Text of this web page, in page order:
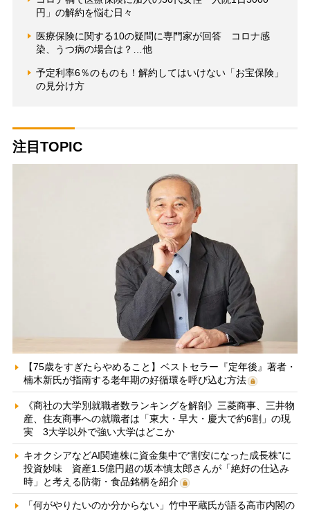
円」の解約を悩む日々
医療保険に関する10の疑問に専門家が回答 コロナ感
染、うつ病の場合は？…他
予定利率6％のものも！解約してはいけない「お宝保険」
の見分け方
注目TOPIC
【75歳をすぎたらやめること】ベストセラー『定年後』著者・
楠木新氏が指南する老年期の好循環を呼び込む方法
《商社の大学別就職者数ランキングを解剖》三菱商事、三井物
産、住友商事への就職者は「東大・早大・慶大で約6割」の現
実 3大学以外で強い大学はどこか
キオクシアなどAI関連株に資金集中で“割安になった成長株”に
投資妙味 資産1.5億円超の坂本慎太郎さんが「絶好の仕込み
時」と考える防衛・食品銘柄を紹介
「何がやりたいのか分からない」竹中平蔵氏が語る高市内閣の